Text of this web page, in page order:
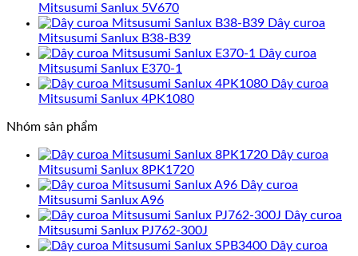
Mitsusumi Sanlux 5V670
Dây curoa
Mitsusumi Sanlux B38-B39
Dây curoa
Mitsusumi Sanlux E370-1
Dây curoa
Mitsusumi Sanlux 4PK1080
Nhóm sản phẩm
Dây curoa
Mitsusumi Sanlux 8PK1720
Dây curoa
Mitsusumi Sanlux A96
Dây curoa
Mitsusumi Sanlux PJ762-300J
Dây curoa